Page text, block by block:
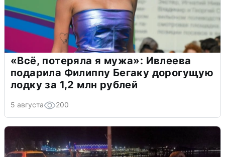
«Всё, потеряла я мужа»: Ивлеева
подарила Филиппу Бегаку дорогущую
лодку за 1,2 млн рублей
5 августа 200